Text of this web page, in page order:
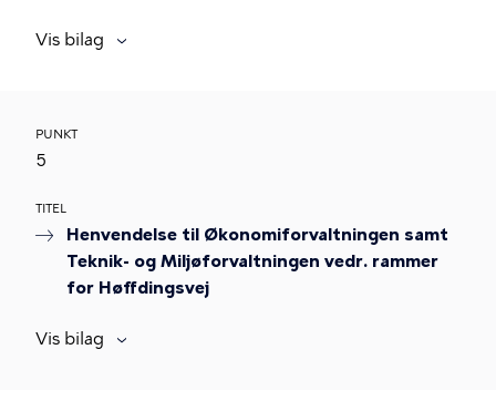
Vis bilag
PUNKT
5
TITEL
Henvendelse til Økonomiforvaltningen samt
Teknik- og Miljøforvaltningen vedr. rammer
for Høffdingsvej
Vis bilag